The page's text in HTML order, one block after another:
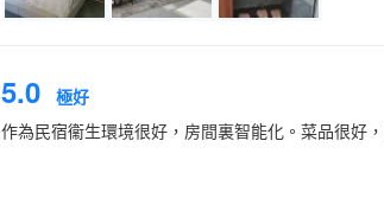
5.0 極好
作為民宿衞生環境很好，房間裏智能化。菜品很好